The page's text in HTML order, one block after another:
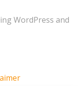
WordPress and